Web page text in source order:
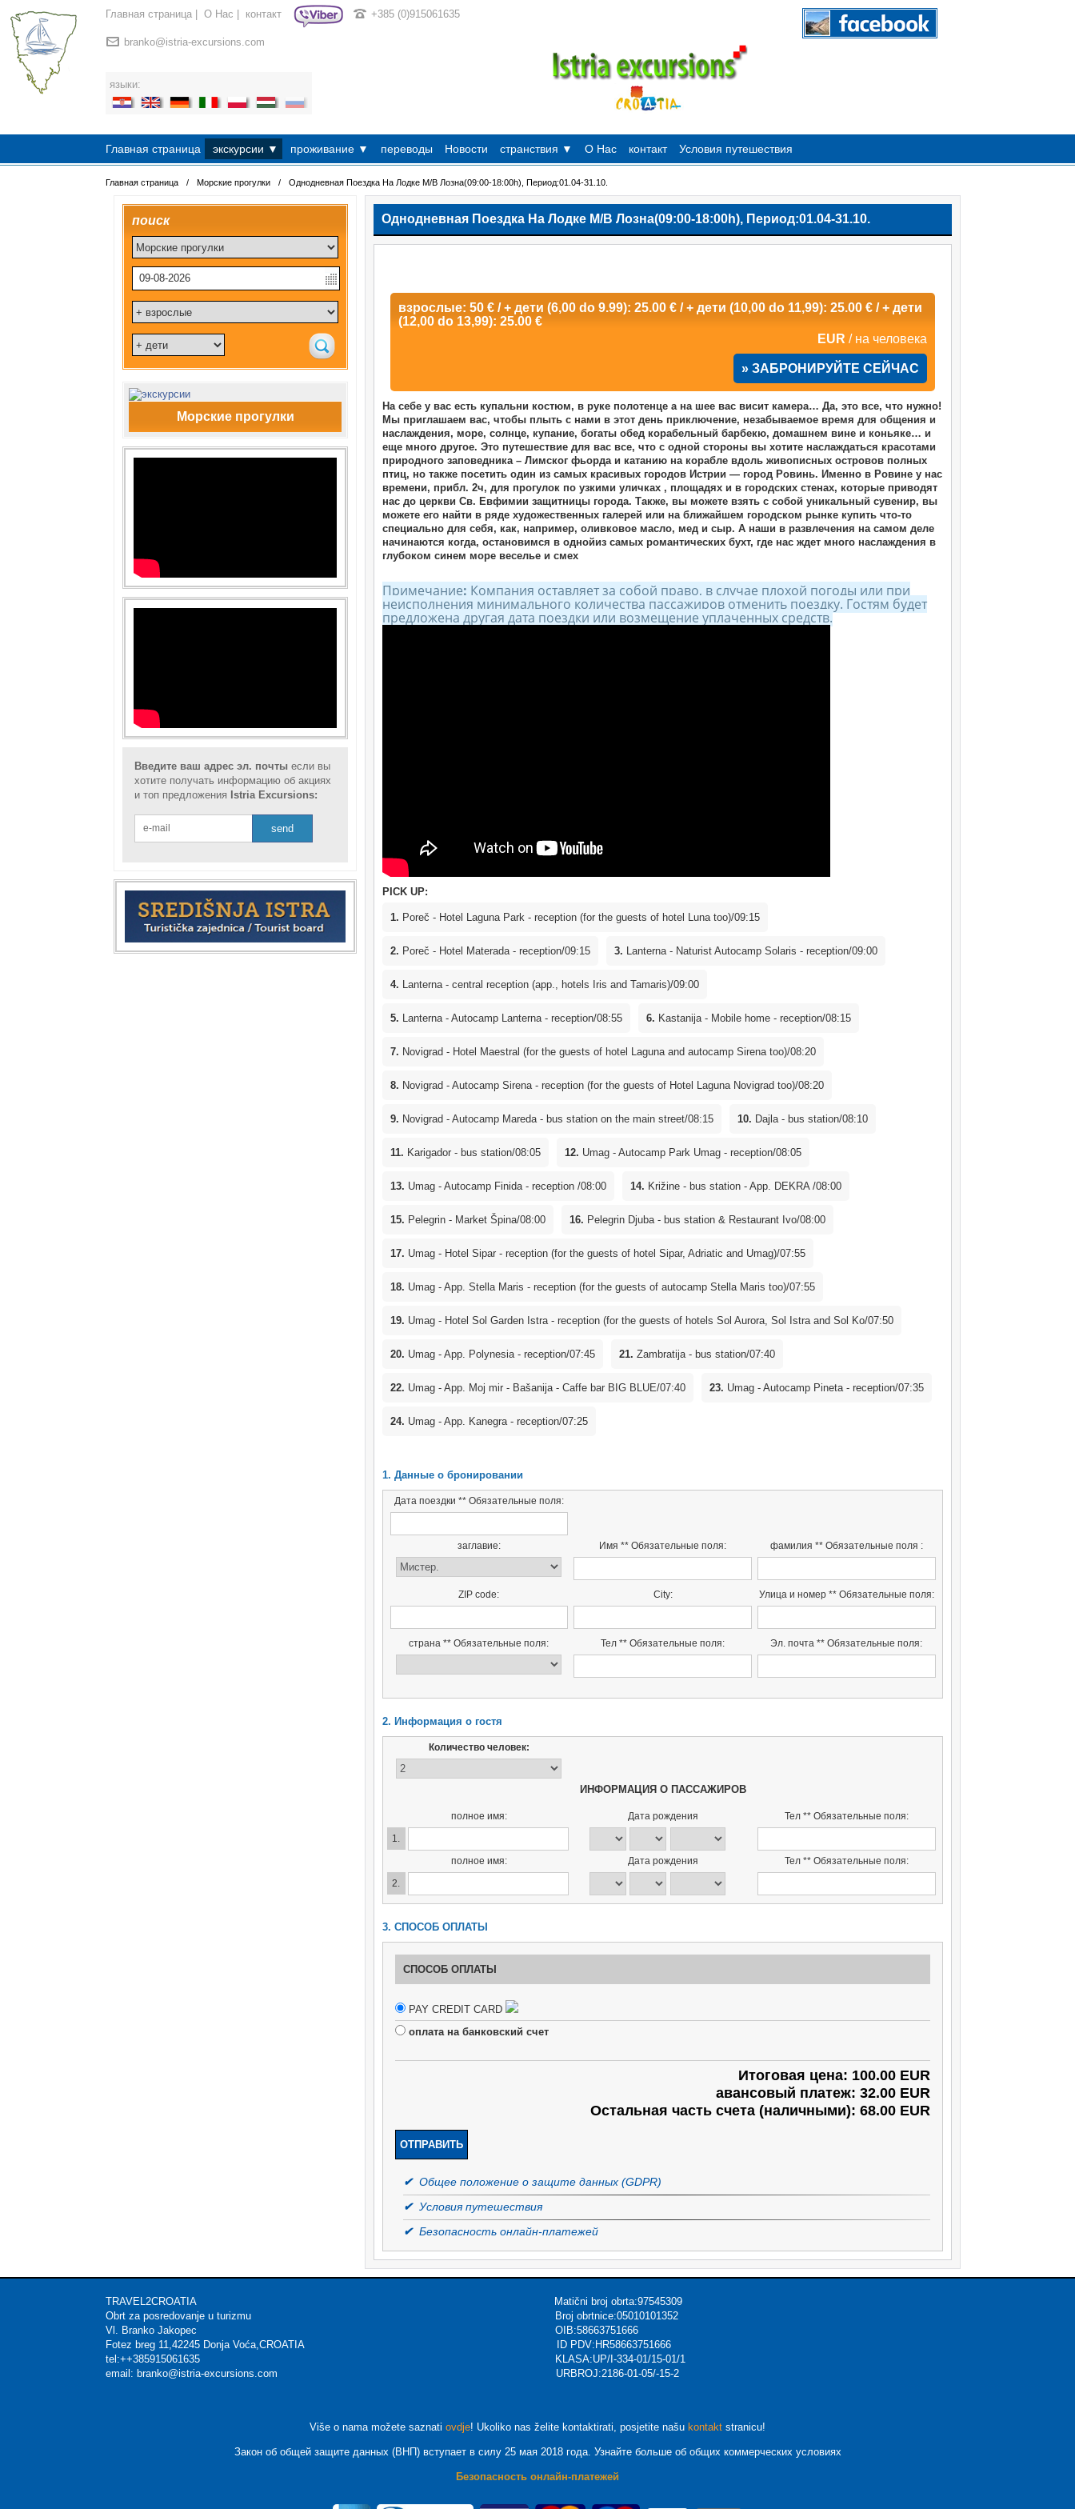
Главная страница О Нac контакт +385 (0)915061635
branko@istria-excursions.com
языки:
Главная страница экскурсии ▼ проживание ▼ переводы Новости странствия ▼ О Нac контакт Условия путешествия
Главная страница / Морские прогулки / Однодневная Поездка На Лодке M/B Лозна(09:00-18:00h), Период:01.04-31.10.
поиск
Морские прогулки
Введите ваш адрес эл. почты если вы
хотите получать информацию об акциях
и топ предложения Istria Excursions:
Однодневная Поездка На Лодке M/B Лозна(09:00-18:00h), Период:01.04-31.10.
взрослые: 50 € / + дети (6,00 do 9.99): 25.00 € / + дети (10,00 do 11,99): 25.00 € / + дети
(12,00 do 13,99): 25.00 €
EUR / на человека
» ЗАБРОНИРУЙТЕ СЕЙЧАС
На себе у вас есть купальни костюм, в руке полотенце а на шее вас висит камера… Да, это все, что нужно!
Мы приглашаем вас, чтобы плыть с нами в этот день приключение, незабываемое время для общения и
наслаждения, море, солнце, купание, богаты обед корабельный барбекю, домашнем вине и коньяке… и
еще много другое. Это путешествие для вас все, что с одной стороны вы хотите наслаждаться красотами
природного заповедника – Лимског фьорда и катанию на корабле вдоль живописных островов полных
птиц, но также посетить один из самых красивых городов Истрии — город Ровинь. Именно в Ровине у нас
времени, прибл. 2ч, для прогулок по узкими уличках , площадях и в городских стенах, которые приводят
нас до церкви Св. Евфимии защитницы города. Также, вы можете взять с собой уникальный сувенир, вы
можете его найти в ряде художественных галерей или на ближайшем городском рынке купить что-то
специально для себя, как, например, оливковое масло, мед и сыр. А наши в развлечения на самом деле
начинаются когда, остановимся в однойиз самых романтических бухт, где нас ждет много наслаждения в
глубоком синем море веселье и смех
Примечание: Компания оставляет за собой право, в случае плохой погоды или при
неисполнения минимального количества пассажиров отменить поездку. Гостям будет
предложена другая дата поездки или возмещение уплаченных средств.
PICK UP:
1. Poreč - Hotel Laguna Park - reception (for the guests of hotel Luna too)/09:15
2. Poreč - Hotel Materada - reception/09:15 3. Lanterna - Naturist Autocamp Solaris - reception/09:00
4. Lanterna - central reception (app., hotels Iris and Tamaris)/09:00
5. Lanterna - Autocamp Lanterna - reception/08:55 6. Kastanija - Mobile home - reception/08:15
7. Novigrad - Hotel Maestral (for the guests of hotel Laguna and autocamp Sirena too)/08:20
8. Novigrad - Autocamp Sirena - reception (for the guests of Hotel Laguna Novigrad too)/08:20
9. Novigrad - Autocamp Mareda - bus station on the main street/08:15 10. Dajla - bus station/08:10
11. Karigador - bus station/08:05 12. Umag - Autocamp Park Umag - reception/08:05
13. Umag - Autocamp Finida - reception /08:00 14. Križine - bus station - App. DEKRA /08:00
15. Pelegrin - Market Špina/08:00 16. Pelegrin Djuba - bus station & Restaurant Ivo/08:00
17. Umag - Hotel Sipar - reception (for the guests of hotel Sipar, Adriatic and Umag)/07:55
18. Umag - App. Stella Maris - reception (for the guests of autocamp Stella Maris too)/07:55
19. Umag - Hotel Sol Garden Istra - reception (for the guests of hotels Sol Aurora, Sol Istra and Sol Ko/07:50
20. Umag - App. Polynesia - reception/07:45 21. Zambratija - bus station/07:40
22. Umag - App. Moj mir - Bašanija - Caffe bar BIG BLUE/07:40 23. Umag - Autocamp Pineta - reception/07:35
24. Umag - App. Kanegra - reception/07:25
1. Данные о бронировании
Дата поездки ** Обязательные поля:
заглавие: Имя ** Обязательные поля: фамилия ** Обязательные поля :
ZIP code: City: Улица и номер ** Обязательные поля:
страна ** Обязательные поля: Тел ** Обязательные поля: Эл. почта ** Обязательные поля:
2. Информация о гостя
Количество человек:
ИНФОРМАЦИЯ О ПАССАЖИРОВ
полное имя:
1.
Дата рождения Тел ** Обязательные поля:
полное имя:
2.
Дата рождения Тел ** Обязательные поля:
3. СПОСОБ ОПЛАТЫ
СПОСОБ ОПЛАТЫ
PAY CREDIT CARD
оплата на банковский счет
Итоговая цена: 100.00 EUR
авансовый платеж: 32.00 EUR
Остальная часть счета (наличными): 68.00 EUR
✔ Общее положение о защите данных (GDPR)
✔ Условия путешествия
✔ Безопасность онлайн-платежей
TRAVEL2CROATIA Matični broj obrta:97545309
Obrt za posredovanje u turizmu Broj obrtnice:05010101352
Vl. Branko Jakopec OIB:58663751666
Fotez breg 11,42245 Donja Voća,CROATIA ID PDV:HR58663751666
tel:++385915061635 KLASA:UP/I-334-01/15-01/1
email: branko@istria-excursions.com URBROJ:2186-01-05/-15-2
Više o nama možete saznati ovdje! Ukoliko nas želite kontaktirati, posjetite našu kontakt stranicu!
Закон об общей защите данных (ВНП) вступает в силу 25 мая 2018 года. Узнайте больше об общих коммерческих условиях
Безопасность онлайн-платежей